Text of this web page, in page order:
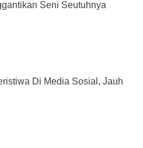
Seni Seutuhnya
Di Media Sosial, Jauh